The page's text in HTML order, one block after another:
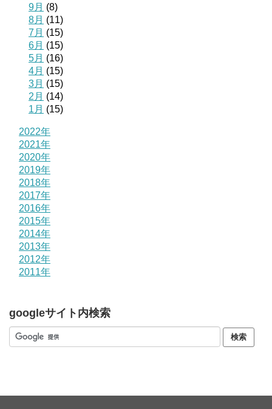
9月 (8)
8月 (11)
7月 (15)
6月 (15)
5月 (16)
4月 (15)
3月 (15)
2月 (14)
1月 (15)
2022年
2021年
2020年
2019年
2018年
2017年
2016年
2015年
2014年
2013年
2012年
2011年
googleサイト内検索